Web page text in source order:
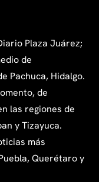
Plaza Juárez;
de
Pachuca, Hidalgo.
de
las regiones de
y Tizayuca.
más
Querétaro y